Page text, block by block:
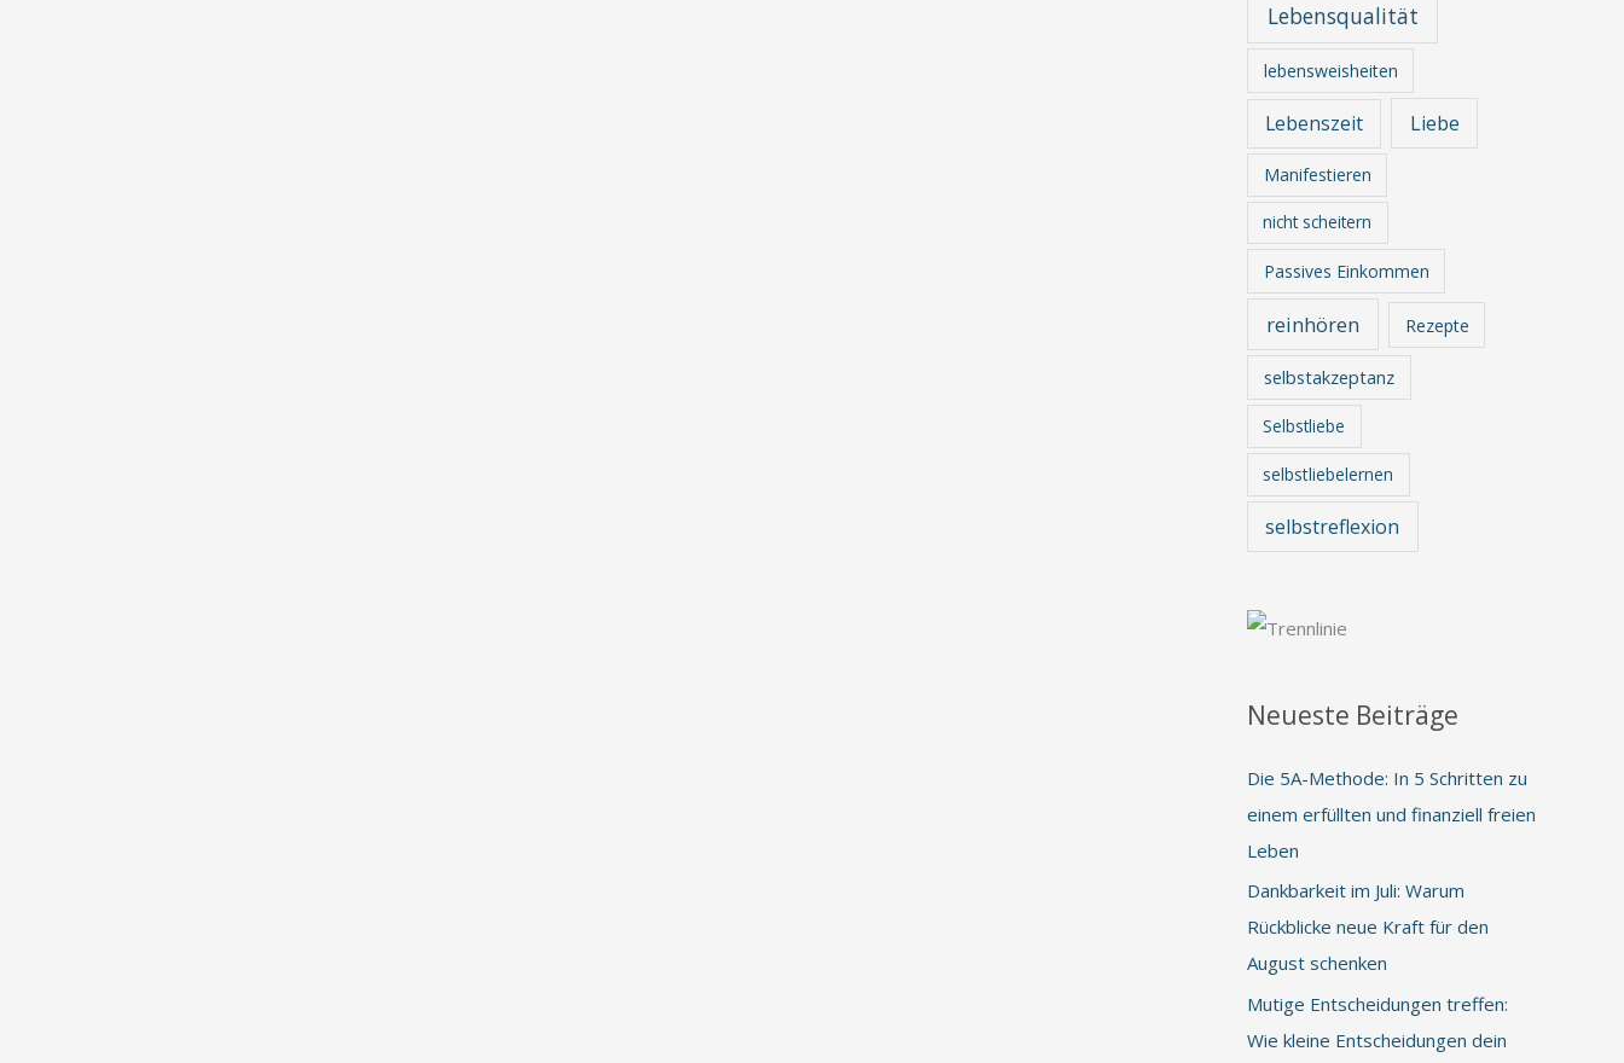
Lebensqualität
lebensweisheiten
Lebenszeit Liebe
Manifestieren
nicht scheitern
Passives Einkommen
reinhören Rezepte
selbstakzeptanz
Selbstliebe
selbstliebelernen
selbstreflexion
Neueste Beiträge
Die 5A-Methode: In 5 Schritten zu
einem erfüllten und finanziell freien
Leben
Dankbarkeit im Juli: Warum
Rückblicke neue Kraft für den
August schenken
Mutige Entscheidungen treffen:
Wie kleine Entscheidungen dein